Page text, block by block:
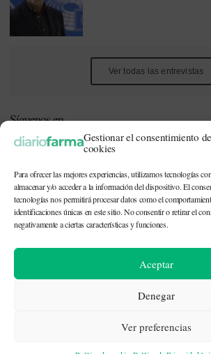
Gestionar el consentimiento
cookies
Para ofrecer las mejores experiencias, utilizamos tecnologías
almacenar y/o acceder a la información del dispositivo. El
tecnologías nos permitirá procesar datos como el
identificaciones únicas en este sitio. No consentir o retirar el
negativamente a ciertas características y funciones.
Aceptar
Denegar
Ver preferencias
Ver todas las entrevistas
Síguenos en
Este periódico está dirigido a profesionales
enfermeros, farmacéuticos) implicados en la
farmacéutica y gestores o personas implicadas